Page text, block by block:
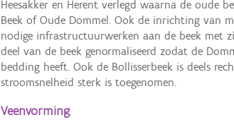
Heesakker en Herent verlegd waarna de oude
Beek of Oude Dommel. Ook de inrichting van
nodige infrastructuurwerken aan de beek met
deel van de beek genormaliseerd zodat de
bedding heeft. Ook de Bollisserbeek is deels
stroomsnelheid sterk is toegenomen.
Veenvorming